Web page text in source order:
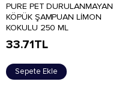
PURE PET DURULANMAYAN
KÖPÜK ŞAMPUAN LİMON
KOKULU 250 ML
33.71TL
Sepete Ekle